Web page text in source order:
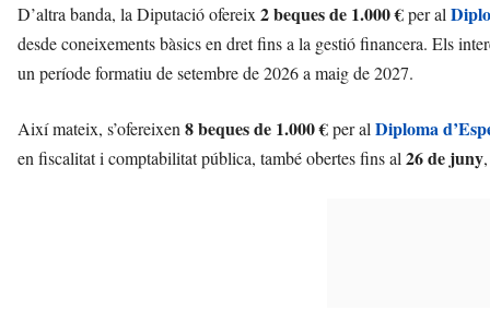
D’altra banda, la Diputació ofereix2 beques de 1.000 €per al
desde coneixements bàsics en dret fins a la gestió financera. Els
un període formatiu de setembre de 2026 a maig de 2027.
Així mateix, s’ofereixen8 beques de 1.000 €per alDiploma
en fiscalitat i comptabilitat pública, també obertes fins al26 de juny